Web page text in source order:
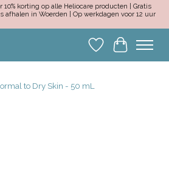
10% korting op alle Heliocare producten | Gratis
afhalen in Woerden | Op werkdagen voor 12 uur
Verlanglijst
to Dry Skin - 50 mL